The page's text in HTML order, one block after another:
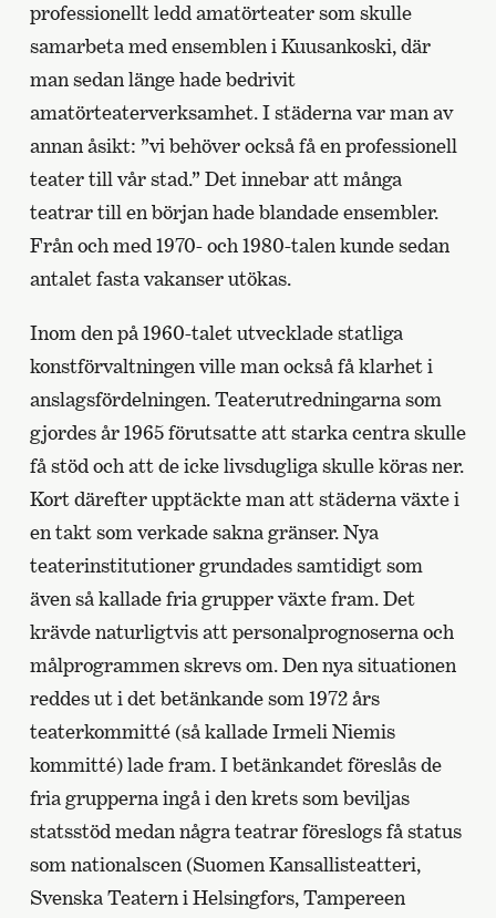
professionellt ledd amatörteater som skulle
samarbeta med ensemblen i Kuusankoski, där
man sedan länge hade bedrivit
amatörteaterverksamhet. I städerna var man av
annan åsikt: ”vi behöver också få en professionell
teater till vår stad.” Det innebar att många
teatrar till en början hade blandade ensembler.
Från och med 1970- och 1980-talen kunde sedan
antalet fasta vakanser utökas.
Inom den på 1960-talet utvecklade statliga
konstförvaltningen ville man också få klarhet i
anslagsfördelningen. Teaterutredningarna som
gjordes år 1965 förutsatte att starka centra skulle
få stöd och att de icke livsdugliga skulle köras ner.
Kort därefter upptäckte man att städerna växte i
en takt som verkade sakna gränser. Nya
teaterinstitutioner grundades samtidigt som
även så kallade fria grupper växte fram. Det
krävde naturligtvis att personalprognoserna och
målprogrammen skrevs om. Den nya situationen
reddes ut i det betänkande som 1972 års
teaterkommitté (så kallade Irmeli Niemis
kommitté) lade fram. I betänkandet föreslås de
fria grupperna ingå i den krets som beviljas
statsstöd medan några teatrar föreslogs få status
som nationalscen (Suomen Kansallisteatteri,
Svenska Teatern i Helsingfors, Tampereen